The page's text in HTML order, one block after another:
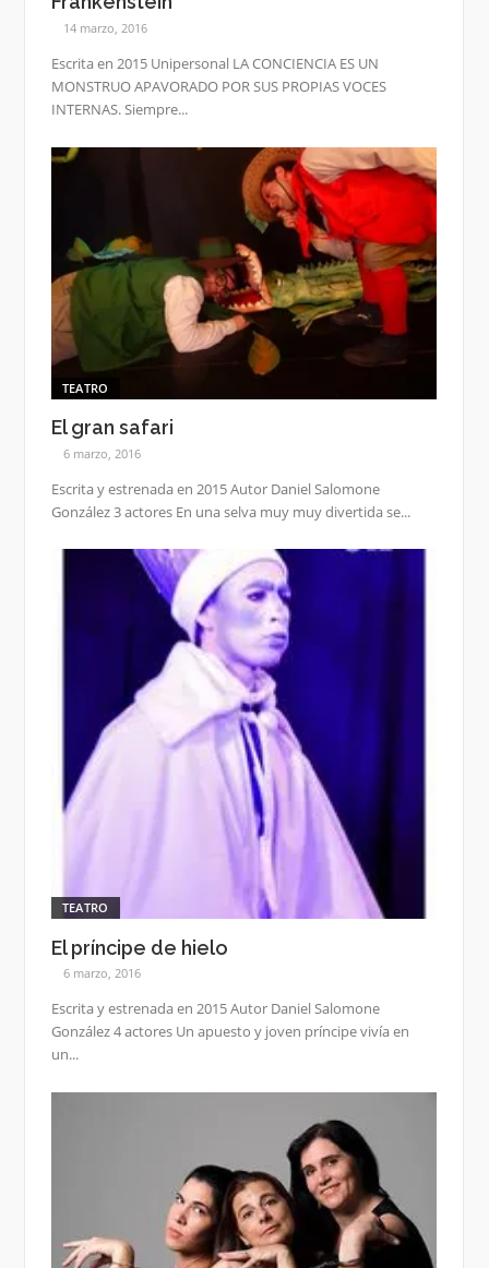
14 marzo, 2016
Escrita en 2015 Unipersonal LA CONCIENCIA ES UN
MONSTRUO APAVORADO POR SUS PROPIAS VOCES
INTERNAS. Siempre...
TEATRO
El gran safari
6 marzo, 2016
Escrita y estrenada en 2015 Autor Daniel Salomone
González 3 actores En una selva muy muy divertida se...
TEATRO
El príncipe de hielo
6 marzo, 2016
Escrita y estrenada en 2015 Autor Daniel Salomone
González 4 actores Un apuesto y joven príncipe vivía en
un...